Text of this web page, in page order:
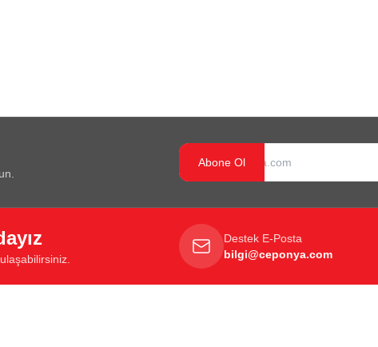
Abone Ol
Destek E-Posta
bilgi@ceponya.com